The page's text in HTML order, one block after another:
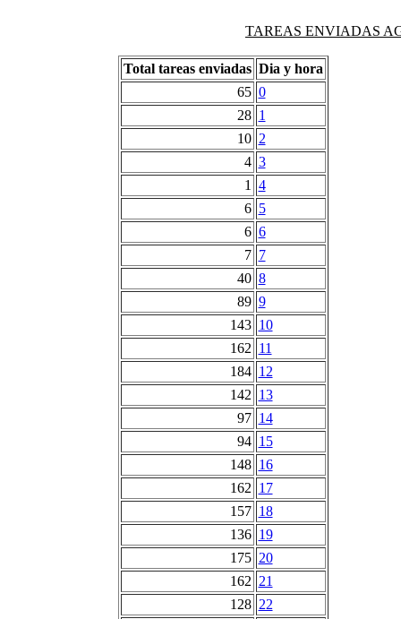
TAREAS ENVIADAS
Total tareas enviadas Dia y hora
65 0
28 1
10 2
4 3
1
4
6 5
6 6
7 7
40 8
89 9
143 10
162 11
184 12
142 13
97 14
94 15
148 16
162 17
157 18
136 19
175 20
162 21
128 22